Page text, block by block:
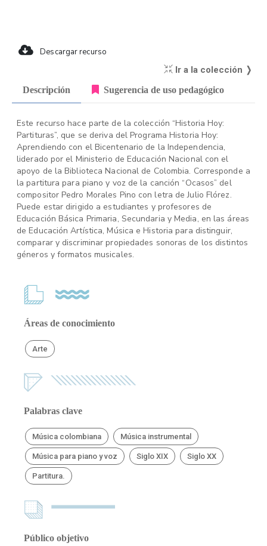
Descargar recurso
Ir a la colección ❭
Descripción Sugerencia de uso pedagógico
Este recurso hace parte de la colección “Historia Hoy:
Partituras”, que se deriva del Programa Historia Hoy:
Aprendiendo con el Bicentenario de la Independencia,
liderado por el Ministerio de Educación Nacional con el
apoyo de la Biblioteca Nacional de Colombia. Corresponde a
la partitura para piano y voz de la canción “Ocasos” del
compositor Pedro Morales Pino con letra de Julio Flórez.
Puede estar dirigido a estudiantes y profesores de
Educación Básica Primaria, Secundaria y Media, en las áreas
de Educación Artística, Música e Historia para distinguir,
comparar y discriminar propiedades sonoras de los distintos
géneros y formatos musicales.
Áreas de conocimiento
Arte
Palabras clave
Música colombiana Música instrumental
Música para piano y voz Siglo XIX Siglo XX
Partitura.
Público objetivo